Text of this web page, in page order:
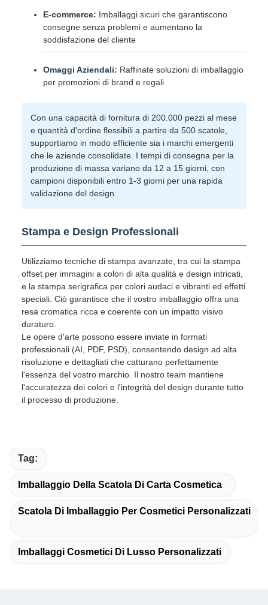
E-commerce: Imballaggi sicuri che garantiscono
consegne senza problemi e aumentano la
soddisfazione del cliente
Omaggi Aziendali: Raffinate soluzioni di imballaggio
per promozioni di brand e regali
Con una capacità di fornitura di 200.000 pezzi al mese
e quantità d'ordine flessibili a partire da 500 scatole,
supportiamo in modo efficiente sia i marchi emergenti
che le aziende consolidate. I tempi di consegna per la
produzione di massa variano da 12 a 15 giorni, con
campioni disponibili entro 1-3 giorni per una rapida
validazione del design.
Stampa e Design Professionali
Utilizziamo tecniche di stampa avanzate, tra cui la stampa
offset per immagini a colori di alta qualità e design intricati,
e la stampa serigrafica per colori audaci e vibranti ed effetti
speciali. Ciò garantisce che il vostro imballaggio offra una
resa cromatica ricca e coerente con un impatto visivo
duraturo.
Le opere d'arte possono essere inviate in formati
professionali (AI, PDF, PSD), consentendo design ad alta
risoluzione e dettagliati che catturano perfettamente
l'essenza del vostro marchio. Il nostro team mantiene
l'accuratezza dei colori e l'integrità del design durante tutto
il processo di produzione.
Tag:
Imballaggio Della Scatola Di Carta Cosmetica
Scatola Di Imballaggio Per Cosmetici Personalizzati
Imballaggi Cosmetici Di Lusso Personalizzati